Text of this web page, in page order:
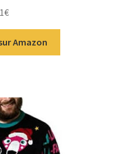
€
Amazon